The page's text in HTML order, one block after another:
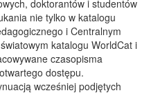
doktorantów i studentów
nie tylko w katalogu
i Centralnym
katalogu WorldCat i
czasopisma
dostępu.
wcześniej podjętych